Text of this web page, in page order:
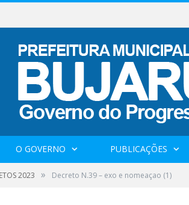
O GOVERNO PUBLICAÇÕES
2023 » Decreto N.39 – exo e nomeaçao (1)